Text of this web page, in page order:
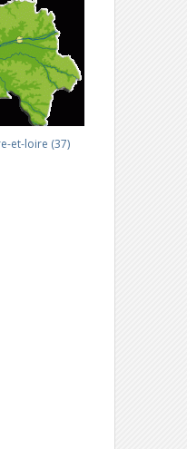
et-loire (37)